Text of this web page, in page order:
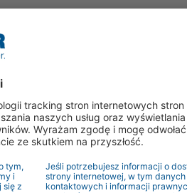
ustawienie instalacjizapewnia
wygląd fasady i energooszczędną
ochronę przeciwsłoneczną.